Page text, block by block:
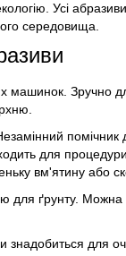
Усі
середовища.
машинок. Зручно
помічник
для
вм'ятину або
для ґрунту. Можна
знадобиться для